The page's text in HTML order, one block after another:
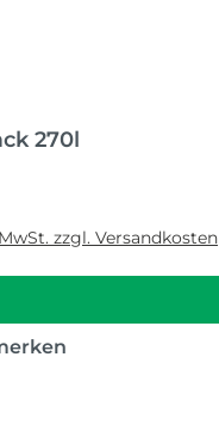
270l
zzgl. Versandkosten